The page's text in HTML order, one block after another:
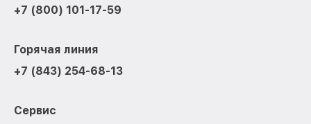
+7 (800) 101-17-59
Горячая линия
+7 (843) 254-68-13
Сервис